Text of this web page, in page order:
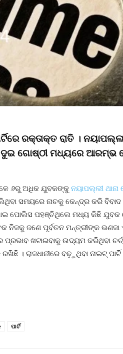
ରକ୍ତାକ୍ତ ରାତି ।
ଗୋଷ୍ଠୀ ମଧ୍ୟରେ ଆରମ୍ଭ
୬ରୁ ଅଧିକ ଯୁବକଙ୍କୁ ନୟାପଲ୍ଲୀ
ସମୟରେ ନାଚକୁ କେନ୍ଦ୍ର କରି
ପୋଲିସ ପହଞ୍ଚିଥିଲେ ମଧ୍ୟ କିଛି ଯୁବକ
ଜଣେ ପୂର୍ବତନ ମନ୍ତ୍ରୀଙ୍କ ଭଣଜା
ଖଟାଇବାକୁ ଉଦ୍ୟମ କରିଥିବା
। ରାଜଧାନୀରେ ବଢ଼ୁଥିବା ନାଇଟ୍
ପାର୍ଟି